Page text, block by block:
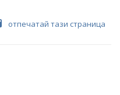
отпечатай тази страница